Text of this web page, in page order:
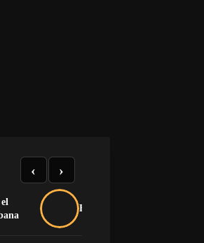
Buche y pluma na’má
‹ ›